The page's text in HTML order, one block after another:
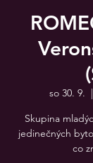
so 30. 9.
  |
Skupina
jedinečných
co